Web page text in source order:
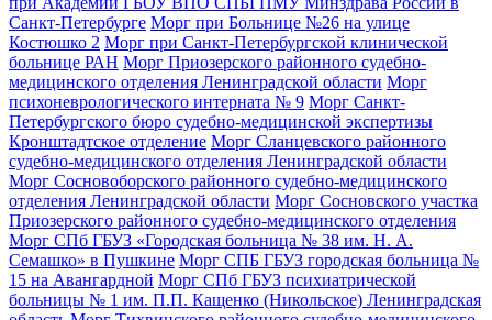
Санкт-Петербурге Морг при Больнице №26 на улице
Костюшко 2 Морг при Санкт-Петербургской клинической
больнице РАН Морг Приозерского районного судебно-
медицинского отделения Ленинградской области Морг
психоневрологического интерната № 9 Морг Санкт-
Петербургского бюро судебно-медицинской экспертизы
Кронштадтское отделение Морг Сланцевского районного
судебно-медицинского отделения Ленинградской области
Морг Сосновоборского районного судебно-медицинского
отделения Ленинградской области Морг Сосновского участка
Приозерского районного судебно-медицинского отделения
Морг СПб ГБУЗ «Городская больница № 38 им. Н. А.
Семашко» в Пушкине Морг СПБ ГБУЗ городская больница №
15 на Авангардной Морг СПб ГБУЗ психиатрической
больницы № 1 им. П.П. Кащенко (Никольское) Ленинградская